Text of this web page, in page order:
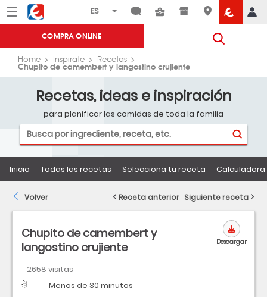
Menú Eroski
COMPRA ONLINE
Home Inspirate Recetas
Chupito de camembert y langostino crujiente
Recetas, ideas e inspiración
para planificar las comidas de toda la familia
Inicio Todas las recetas Selecciona tu receta
Chupito de camembert y
langostino crujiente
2658 visitas
Dificultad
Tiempo Menos de 30 minutos
Descargar
Volver Receta anterior Siguiente receta